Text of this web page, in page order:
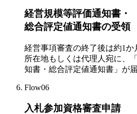
経営規模等評価通知書・
総合評定値通知書の受領
経営事項審査の終了後は約1
所在地もしくは代理人宛に、
知書・総合評定値通知書」が届
Flow06
入札参加資格審査申請